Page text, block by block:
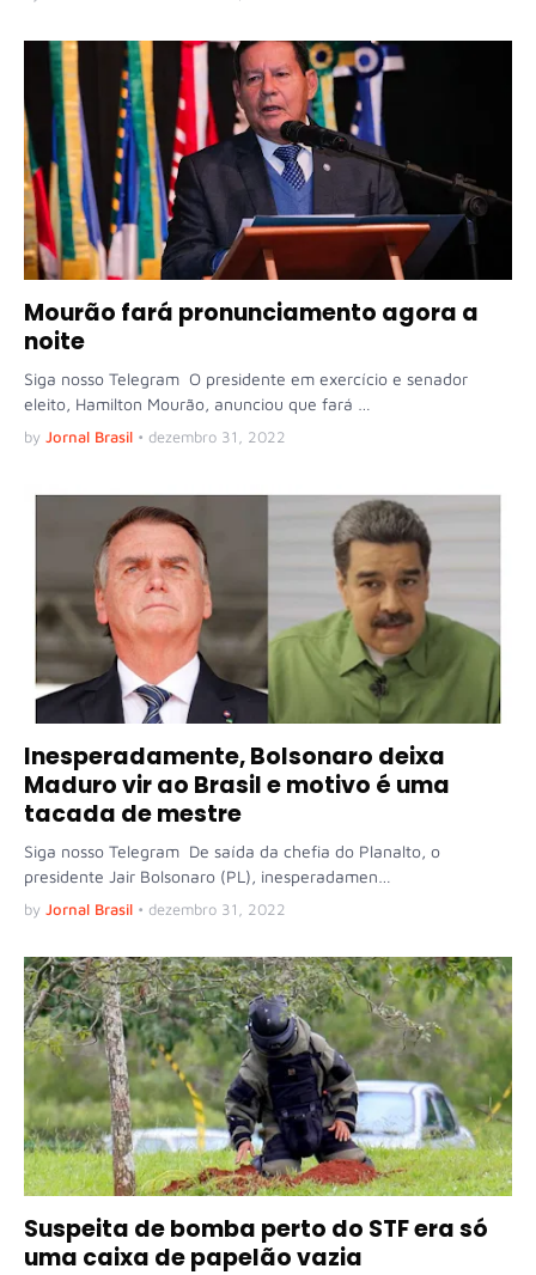
Mourão fará pronunciamento agora a
noite
Siga nosso Telegram O presidente em exercício e senador
eleito, Hamilton Mourão, anunciou que fará …
by Jornal Brasil • dezembro 31, 2022
Inesperadamente, Bolsonaro deixa
Maduro vir ao Brasil e motivo é uma
tacada de mestre
Siga nosso Telegram De saída da chefia do Planalto, o
presidente Jair Bolsonaro (PL), inesperadamen…
by Jornal Brasil • dezembro 31, 2022
Suspeita de bomba perto do STF era só
uma caixa de papelão vazia